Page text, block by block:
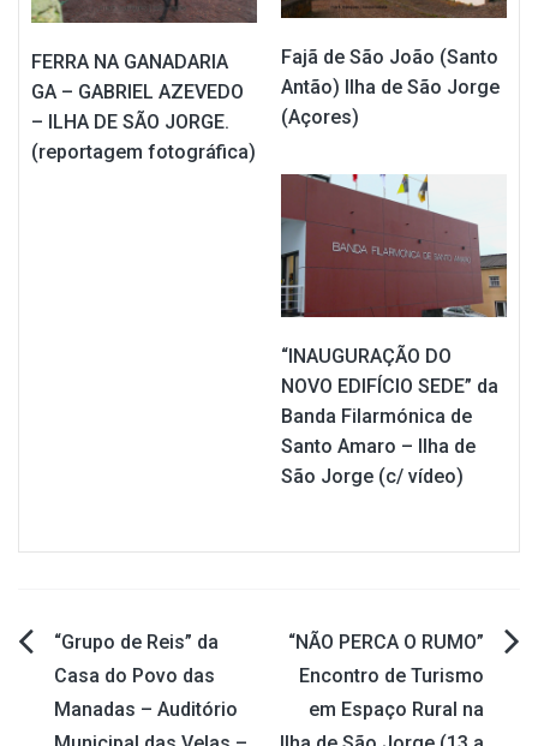
FERRA NA GANADARIA
GA – GABRIEL AZEVEDO
– ILHA DE SÃO JORGE.
(reportagem fotográfica)
Fajã de São João (Santo
Antão) Ilha de São Jorge
(Açores)
“INAUGURAÇÃO DO
NOVO EDIFÍCIO SEDE” da
Banda Filarmónica de
Santo Amaro – Ilha de
São Jorge (c/ vídeo)
Navegação
de
“Grupo de Reis” da
Casa do Povo das
Manadas – Auditório
“NÃO PERCA O RUMO”
Encontro de Turismo
em Espaço Rural na